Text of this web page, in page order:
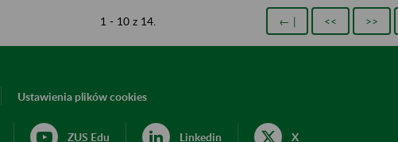
1 - 10 z 14. ← | << >>
Ustawienia plików cookies
ZUS Edu Linkedin X